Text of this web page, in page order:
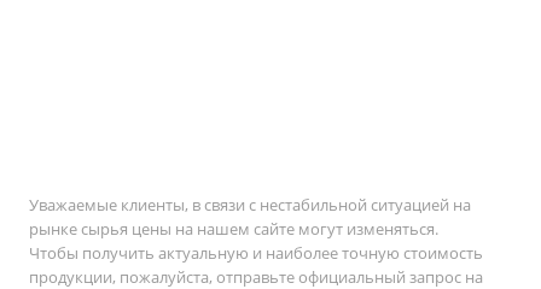
Уважаемые клиенты, в связи с нестабильной ситуацией на
рынке сырья цены на нашем сайте могут изменяться.
Чтобы получить актуальную и наиболее точную стоимость
продукции, пожалуйста, отправьте официальный запрос на